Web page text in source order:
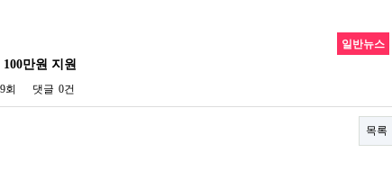
일반뉴스
만원 지원
회 댓글 0건
목록